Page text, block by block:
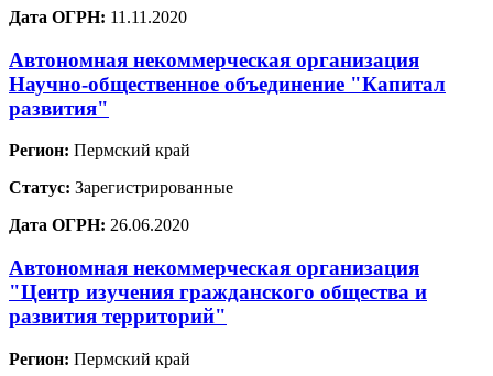
Дата ОГРН: 11.11.2020
Автономная некоммерческая организация
Научно-общественное объединение "Капитал
развития"
Регион: Пермский край
Статус: Зарегистрированные
Дата ОГРН: 26.06.2020
Автономная некоммерческая организация
"Центр изучения гражданского общества и
развития территорий"
Регион: Пермский край